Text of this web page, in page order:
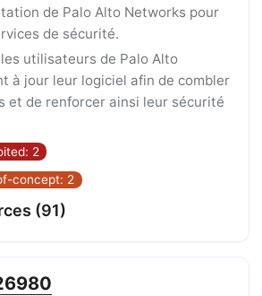
de Palo Alto Networks pour
de sécurité.
utilisateurs de Palo Alto
à jour leur logiciel afin de combler
et de renforcer ainsi leur sécurité
2
concept: 2
(91)